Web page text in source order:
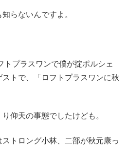
らないんですよ。
トプラスワンで僕が掟ポルシェ
トで、「ロフトプラスワンに秋
仰天の事態でしたけども。
ストロング小林、二部が秋元康っ